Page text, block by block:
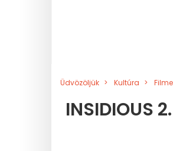
Üdvözöljük Kultúra
INSIDIOUS